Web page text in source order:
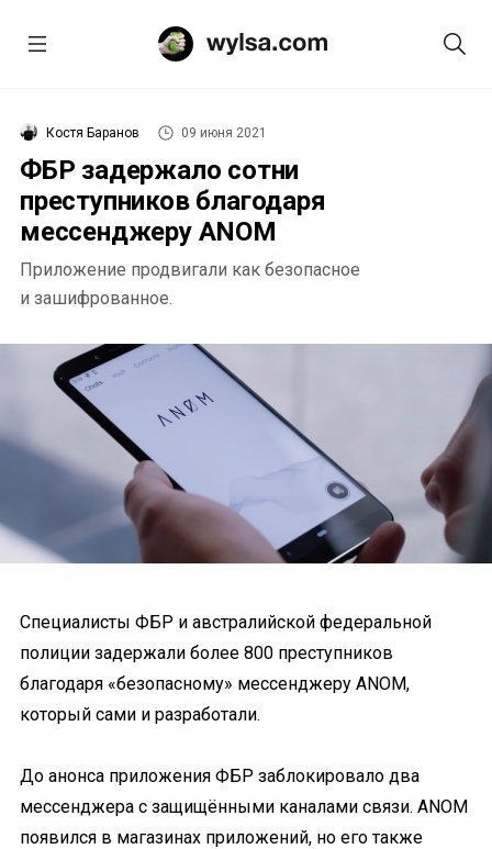
Костя Баранов 09 июня 2021
ФБР задержало сотни
преступников благодаря
мессенджеру ANOM
Приложение продвигали как безопасное
и зашифрованное.
Специалисты ФБР и австралийской федеральной
полиции задержали более 800 преступников
благодаря «безопасному» мессенджеру ANOM,
который сами и разработали.
До анонса приложения ФБР заблокировало два
мессенджера с защищёнными каналами связи. ANOM
появился в магазинах приложений, но его также